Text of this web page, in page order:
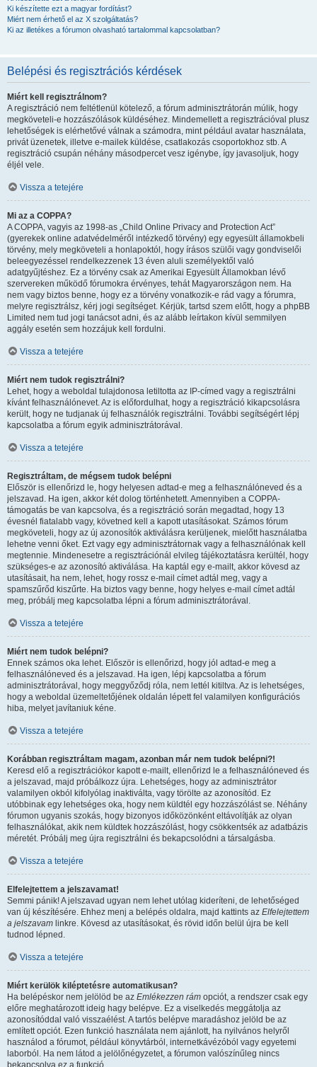
Ki készítette ezt a magyar fordítást?
Miért nem érhető el az X szolgáltatás?
Ki az illetékes a fórumon olvasható tartalommal kapcsolatban?
Belépési és regisztrációs kérdések
Miért kell regisztrálnom?
A regisztráció nem feltétlenül kötelező, a fórum adminisztrátorán múlik, hogy
megköveteli-e hozzászólások küldéséhez. Mindemellett a regisztrációval plusz
lehetőségek is elérhetővé válnak a számodra, mint például avatar használata,
privát üzenetek, illetve e-mailek küldése, csatlakozás csoportokhoz stb. A
regisztráció csupán néhány másodpercet vesz igénybe, így javasoljuk, hogy
éljél vele.
Vissza a tetejére
Mi az a COPPA?
A COPPA, vagyis az 1998-as „Child Online Privacy and Protection Act”
(gyerekek online adatvédelméről intézkedő törvény) egy egyesült államokbeli
törvény, mely megköveteli a honlapoktól, hogy írásos szülői vagy gondviselői
beleegyezéssel rendelkezzenek 13 éven aluli személyektől való
adatgyűjtéshez. Ez a törvény csak az Amerikai Egyesült Államokban lévő
szervereken működő fórumokra érvényes, tehát Magyarországon nem. Ha
nem vagy biztos benne, hogy ez a törvény vonatkozik-e rád vagy a fórumra,
melyre regisztrálsz, kérj jogi segítséget. Kérjük, tartsd szem előtt, hogy a phpBB
Limited nem tud jogi tanácsot adni, és az alább leírtakon kívül semmilyen
aggály esetén sem hozzájuk kell fordulni.
Vissza a tetejére
Miért nem tudok regisztrálni?
Lehet, hogy a weboldal tulajdonosa letiltotta az IP-címed vagy a regisztrálni
kívánt felhasználónevet. Az is előfordulhat, hogy a regisztráció kikapcsolásra
került, hogy ne tudjanak új felhasználók regisztrálni. További segítségért lépj
kapcsolatba a fórum egyik adminisztrátorával.
Vissza a tetejére
Regisztráltam, de mégsem tudok belépni
Először is ellenőrizd le, hogy helyesen adtad-e meg a felhasználóneved és a
jelszavad. Ha igen, akkor két dolog történhetett. Amennyiben a COPPA-
támogatás be van kapcsolva, és a regisztráció során megadtad, hogy 13
évesnél fiatalabb vagy, követned kell a kapott utasításokat. Számos fórum
megköveteli, hogy az új azonosítók aktiválásra kerüljenek, mielőtt használatba
lehetne venni őket. Ezt vagy egy adminisztrátornak vagy a felhasználónak kell
megtennie. Mindenesetre a regisztrációnál elvileg tájékoztatásra kerültél, hogy
szükséges-e az azonosító aktiválása. Ha kaptál egy e-mailt, akkor kövesd az
utasításait, ha nem, lehet, hogy rossz e-mail címet adtál meg, vagy a
spamszűrőd kiszűrte. Ha biztos vagy benne, hogy helyes e-mail címet adtál
meg, próbálj meg kapcsolatba lépni a fórum adminisztrátorával.
Vissza a tetejére
Miért nem tudok belépni?
Ennek számos oka lehet. Először is ellenőrizd, hogy jól adtad-e meg a
felhasználóneved és a jelszavad. Ha igen, lépj kapcsolatba a fórum
adminisztrátorával, hogy meggyőződj róla, nem lettél kitiltva. Az is lehetséges,
hogy a weboldal üzemeltetőjének oldalán lépett fel valamilyen konfigurációs
hiba, melyet javítaniuk kéne.
Vissza a tetejére
Korábban regisztráltam magam, azonban már nem tudok belépni?!
Keresd elő a regisztrációkor kapott e-mailt, ellenőrizd le a felhasználóneved és
a jelszavad, majd próbálkozz újra. Lehetséges, hogy az adminisztrátor
valamilyen okból kifolyólag inaktiválta, vagy törölte az azonosítód. Ez
utóbbinak egy lehetséges oka, hogy nem küldtél egy hozzászólást se. Néhány
fórumon ugyanis szokás, hogy bizonyos időközönként eltávolítják az olyan
felhasználókat, akik nem küldtek hozzászólást, hogy csökkentsék az adatbázis
méretét. Próbálj meg újra regisztrálni és bekapcsolódni a társalgásba.
Vissza a tetejére
Elfelejtettem a jelszavamat!
Semmi pánik! A jelszavad ugyan nem lehet utólag kideríteni, de lehetőséged
van új készítésére. Ehhez menj a belépés oldalra, majd kattints az Elfelejtettem
a jelszavam linkre. Kövesd az utasításokat, és rövid időn belül újra be kell
tudnod lépned.
Vissza a tetejére
Miért kerülök kiléptetésre automatikusan?
Ha belépéskor nem jelölöd be az Emlékezzen rám opciót, a rendszer csak egy
előre meghatározott ideig hagy belépve. Ez a viselkedés meggátolja az
azonosítóddal való visszaélést. A tartós belépve maradáshoz jelöld be az
említett opciót. Ezen funkció használata nem ajánlott, ha nyilvános helyről
használod a fórumot, például könyvtárból, internetkávézóból vagy egyetemi
laborból. Ha nem látod a jelölőnégyzetet, a fórumon valószínűleg nincs
bekapcsolva ez a funkció.